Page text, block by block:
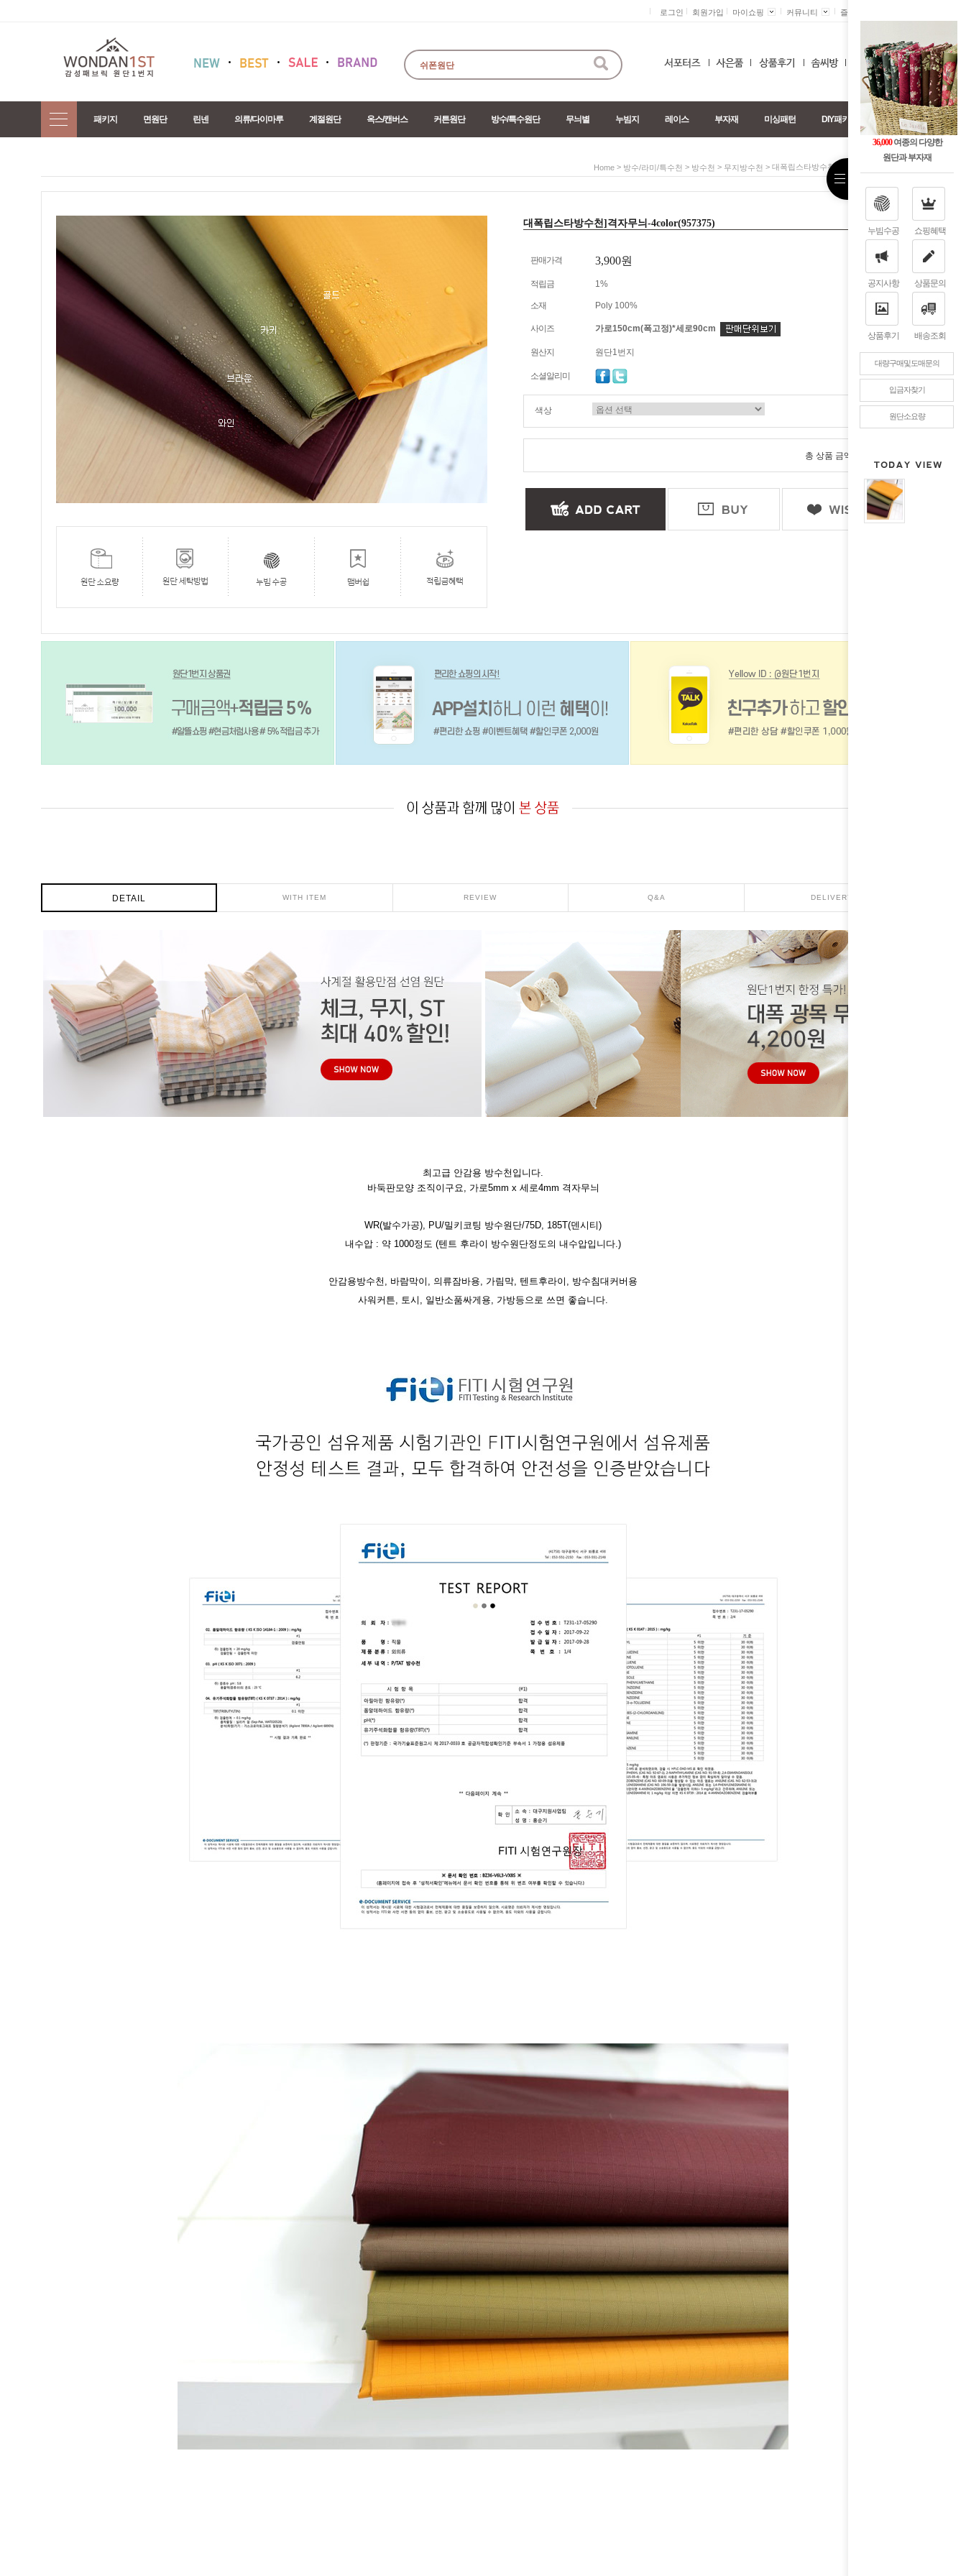
36,000여종의 다양한
원단과 부자재
누빔수공 쇼핑혜택
공지사항 상품문의
상품후기 배송조회
대량구매및도매문의
입금자찾기
원단소요량
로그인 회원가입 마이쇼핑 커뮤니티 즐겨찾기 +
0
패키지 면원단 린넨 의류/다이마루 계절원단 옥스/캔버스 커튼원단 방수/특수원단 무늬별 누빔지 레이스 부자재 미싱패턴 DIY패키지
Home > 방수/라미/특수천 > 방수천 > 무지방수천 > 대폭립스타방수천]격자무늬-4color(957375)
대폭립스타방수천]격자무늬-4color(957375)
판매가격 3,900원
적립금 1%
소재 Poly 100%
사이즈 가로150cm(폭고정)*세로90cm
원산지 원단1번지
소셜알리미
색상
총 상품 금액
DETAIL WITH ITEM REVIEW Q&A DELIVERY
최고급 안감용 방수천입니다.
바둑판모양 조직이구요, 가로5mm x 세로4mm 격자무늬
WR(발수가공), PU/밀키코팅 방수원단/75D, 185T(덴시티)
내수압 : 약 1000정도 (텐트 후라이 방수원단정도의 내수압입니다.)
안감용방수천, 바람막이, 의류잠바용, 가림막, 텐트후라이, 방수침대커버용
사워커튼, 토시, 일반소품싸게용, 가방등으로 쓰면 좋습니다.